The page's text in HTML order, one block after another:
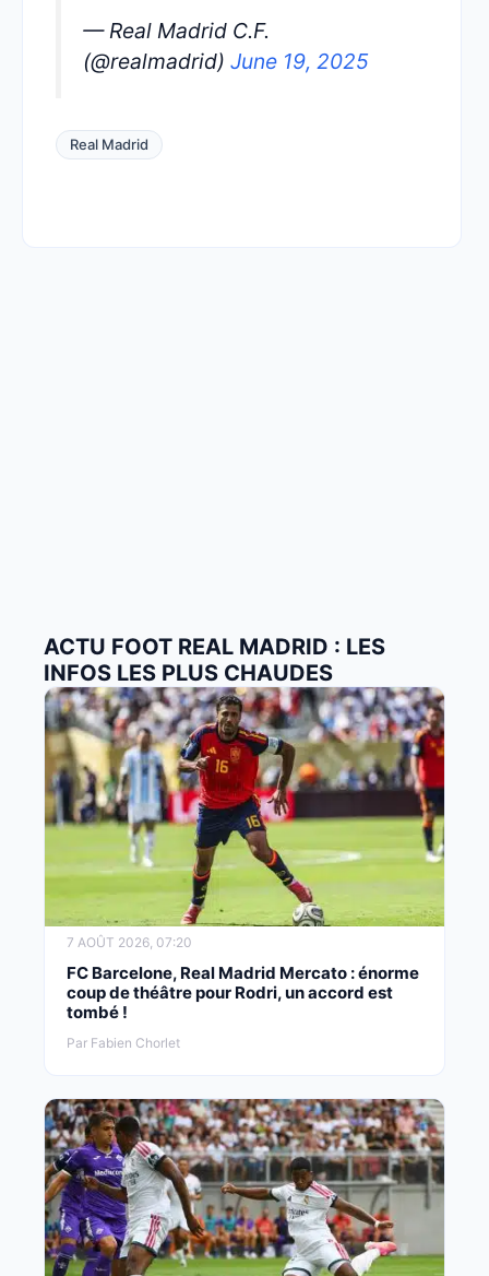
— Real Madrid C.F.
(@realmadrid) June 19, 2025
Real Madrid
ACTU FOOT REAL MADRID : LES
INFOS LES PLUS CHAUDES
7 AOÛT 2026, 07:20
FC Barcelone, Real Madrid Mercato : énorme
coup de théâtre pour Rodri, un accord est
tombé !
Par Fabien Chorlet